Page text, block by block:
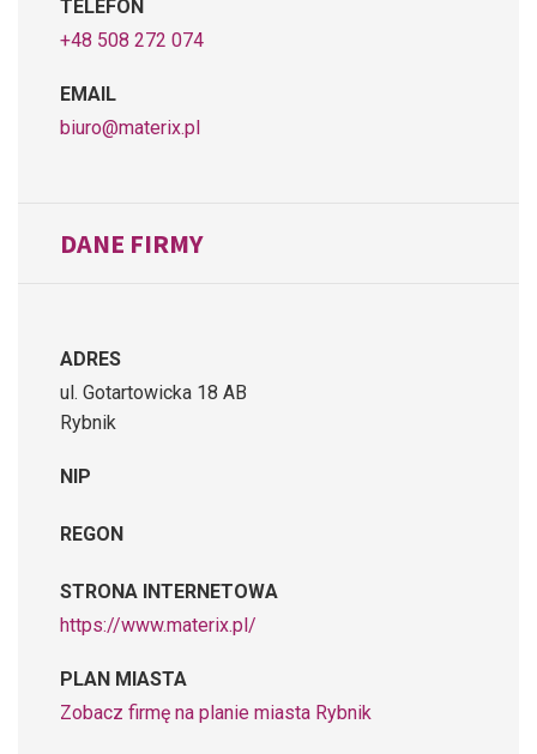
TELEFON
+48 508 272 074
EMAIL
biuro@materix.pl
DANE FIRMY
ADRES
ul. Gotartowicka 18 AB
Rybnik
NIP
REGON
STRONA INTERNETOWA
https://www.materix.pl/
PLAN MIASTA
Zobacz firmę na planie miasta Rybnik